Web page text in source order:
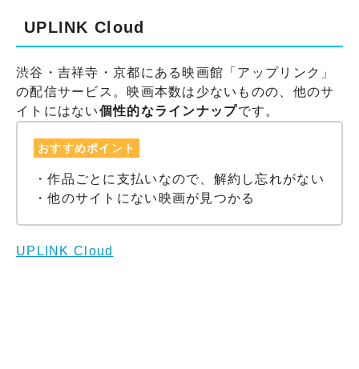
UPLINK Cloud
渋谷・吉祥寺・京都にある映画館「アップリンク」
の配信サービス。映画本数は少ないものの、他のサ
イトにはない個性的なラインナップです。
おすすめポイント
・作品ごとに支払いなので、解約し忘れがない
・他のサイトにない映画が見つかる
UPLINK Cloud